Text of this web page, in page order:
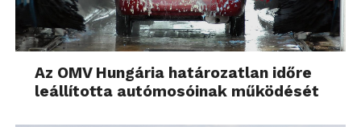
Az OMV Hungária határozatlan időre
leállította autómosóinak működését